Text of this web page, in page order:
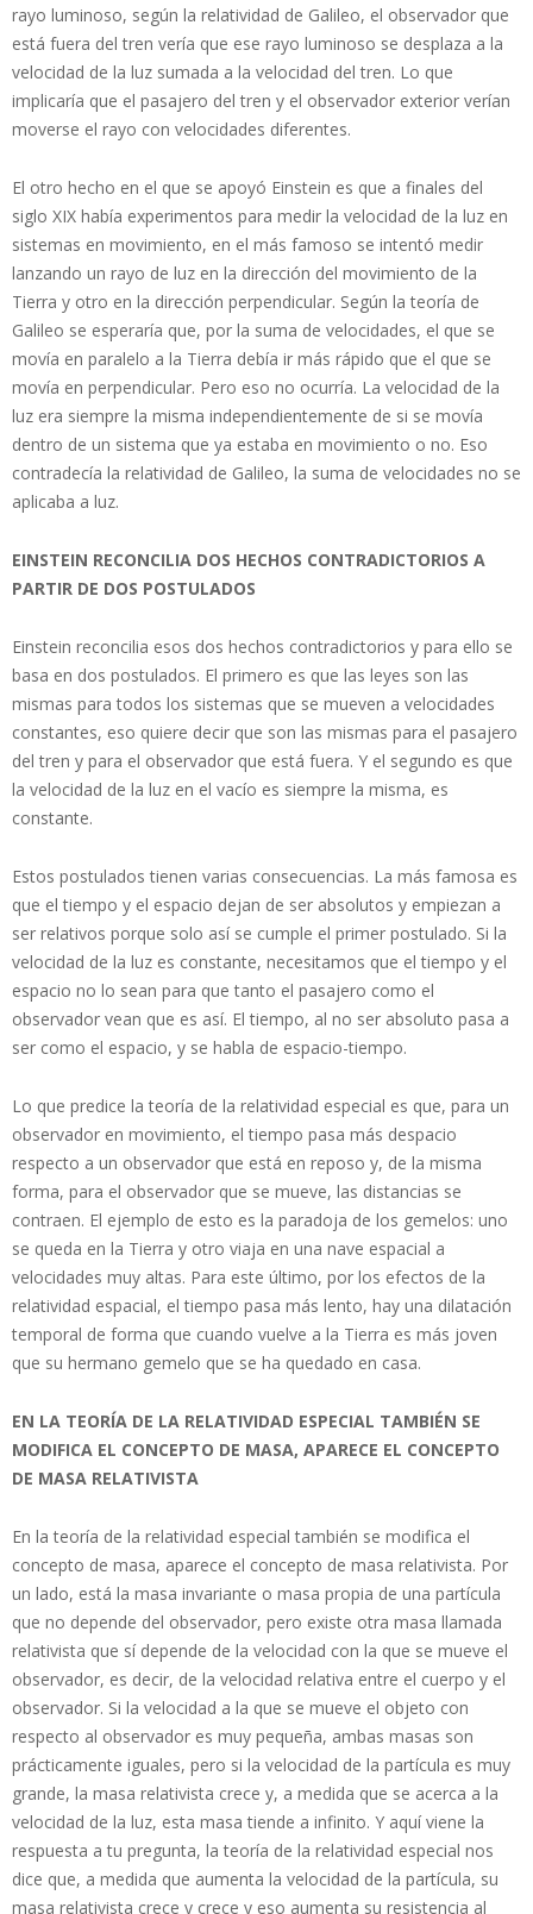
rayo luminoso, según la relatividad de Galileo, el observador que
está fuera del tren vería que ese rayo luminoso se desplaza a la
velocidad de la luz sumada a la velocidad del tren. Lo que
implicaría que el pasajero del tren y el observador exterior verían
moverse el rayo con velocidades diferentes.
El otro hecho en el que se apoyó Einstein es que a finales del
siglo XIX había experimentos para medir la velocidad de la luz en
sistemas en movimiento, en el más famoso se intentó medir
lanzando un rayo de luz en la dirección del movimiento de la
Tierra y otro en la dirección perpendicular. Según la teoría de
Galileo se esperaría que, por la suma de velocidades, el que se
movía en paralelo a la Tierra debía ir más rápido que el que se
movía en perpendicular. Pero eso no ocurría. La velocidad de la
luz era siempre la misma independientemente de si se movía
dentro de un sistema que ya estaba en movimiento o no. Eso
contradecía la relatividad de Galileo, la suma de velocidades no se
aplicaba a luz.
EINSTEIN RECONCILIA DOS HECHOS CONTRADICTORIOS A
PARTIR DE DOS POSTULADOS
Einstein reconcilia esos dos hechos contradictorios y para ello se
basa en dos postulados. El primero es que las leyes son las
mismas para todos los sistemas que se mueven a velocidades
constantes, eso quiere decir que son las mismas para el pasajero
del tren y para el observador que está fuera. Y el segundo es que
la velocidad de la luz en el vacío es siempre la misma, es
constante.
Estos postulados tienen varias consecuencias. La más famosa es
que el tiempo y el espacio dejan de ser absolutos y empiezan a
ser relativos porque solo así se cumple el primer postulado. Si la
velocidad de la luz es constante, necesitamos que el tiempo y el
espacio no lo sean para que tanto el pasajero como el
observador vean que es así. El tiempo, al no ser absoluto pasa a
ser como el espacio, y se habla de espacio-tiempo.
Lo que predice la teoría de la relatividad especial es que, para un
observador en movimiento, el tiempo pasa más despacio
respecto a un observador que está en reposo y, de la misma
forma, para el observador que se mueve, las distancias se
contraen. El ejemplo de esto es la paradoja de los gemelos: uno
se queda en la Tierra y otro viaja en una nave espacial a
velocidades muy altas. Para este último, por los efectos de la
relatividad espacial, el tiempo pasa más lento, hay una dilatación
temporal de forma que cuando vuelve a la Tierra es más joven
que su hermano gemelo que se ha quedado en casa.
EN LA TEORÍA DE LA RELATIVIDAD ESPECIAL TAMBIÉN SE
MODIFICA EL CONCEPTO DE MASA, APARECE EL CONCEPTO
DE MASA RELATIVISTA
En la teoría de la relatividad especial también se modifica el
concepto de masa, aparece el concepto de masa relativista. Por
un lado, está la masa invariante o masa propia de una partícula
que no depende del observador, pero existe otra masa llamada
relativista que sí depende de la velocidad con la que se mueve el
observador, es decir, de la velocidad relativa entre el cuerpo y el
observador. Si la velocidad a la que se mueve el objeto con
respecto al observador es muy pequeña, ambas masas son
prácticamente iguales, pero si la velocidad de la partícula es muy
grande, la masa relativista crece y, a medida que se acerca a la
velocidad de la luz, esta masa tiende a infinito. Y aquí viene la
respuesta a tu pregunta, la teoría de la relatividad especial nos
dice que, a medida que aumenta la velocidad de la partícula, su
masa relativista crece y crece y eso aumenta su resistencia al